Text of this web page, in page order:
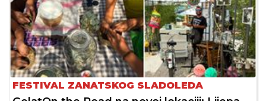
FESTIVAL ZANATSKOG SLADOLEDA